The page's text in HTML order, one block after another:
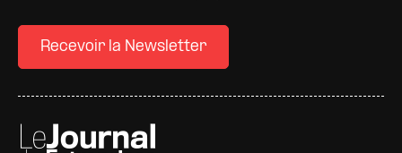
Recevoir la Newsletter